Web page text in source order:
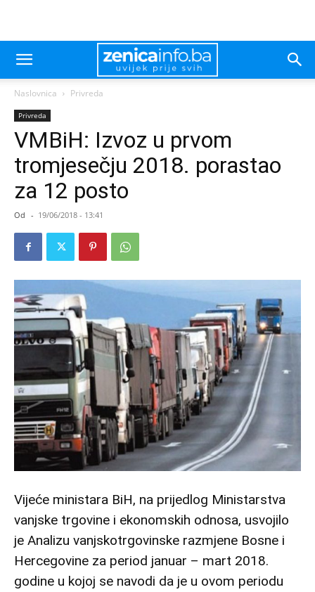
Naslovnica Privreda
Privreda
VMBiH: Izvoz u prvom
tromjesečju 2018. porastao
za 12 posto
Od - 19/06/2018 - 13:41
Vijeće ministara BiH, na prijedlog Ministarstva
vanjske trgovine i ekonomskih odnosa, usvojilo
je Analizu vanjskotrgovinske razmjene Bosne i
Hercegovine za period januar – mart 2018.
godine u kojoj se navodi da je u ovom periodu